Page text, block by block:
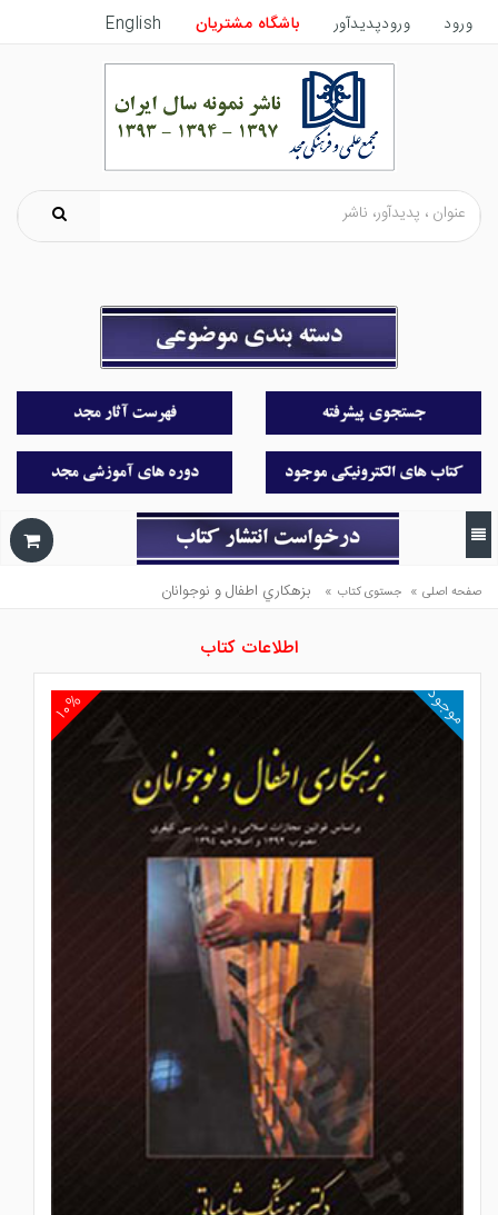
ورود ورودپدیدآور باشگاه مشتریان English
صفحه اصلی » جستوی کتاب » بزهكاري اطفال و نوجوانان
اطلاعات کتاب
۱۰% موجود